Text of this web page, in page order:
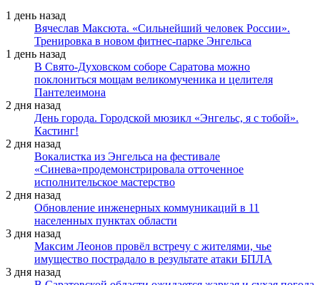
1 день назад
Вячеслав Максюта. «Сильнейший человек России».
Тренировка в новом фитнес-парке Энгельса
1 день назад
В Свято-Духовском соборе Саратова можно
поклониться мощам великомученика и целителя
Пантелеимона
2 дня назад
День города. Городской мюзикл «Энгельс, я с тобой».
Кастинг!
2 дня назад
Вокалистка из Энгельса на фестивале
«Синева»продемонстрировала отточенное
исполнительское мастерство
2 дня назад
Обновление инженерных коммуникаций в 11
населенных пунктах области
3 дня назад
Максим Леонов провёл встречу с жителями, чье
имущество пострадало в результате атаки БПЛА
3 дня назад